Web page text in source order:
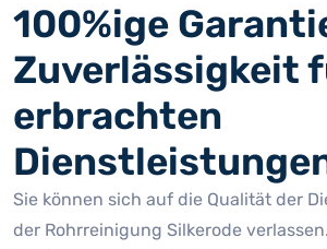
100%ige
Zuverlässigkeit
erbrachten
Sie können sich auf die Qualität der
der Rohrreinigung Silkerode